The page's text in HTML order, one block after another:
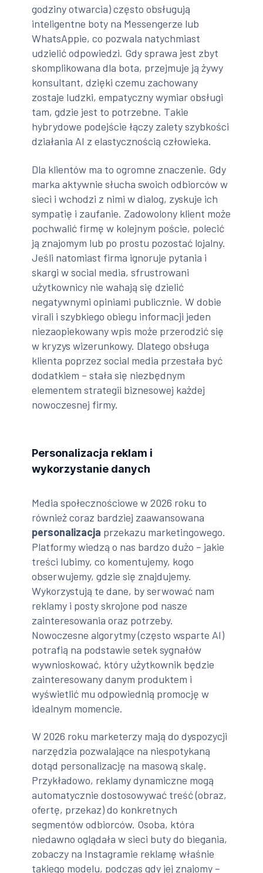
godziny otwarcia) często obsługują
inteligentne boty na Messengerze lub
WhatsAppie, co pozwala natychmiast
udzielić odpowiedzi. Gdy sprawa jest zbyt
skomplikowana dla bota, przejmuje ją żywy
konsultant, dzięki czemu zachowany
zostaje ludzki, empatyczny wymiar obsługi
tam, gdzie jest to potrzebne. Takie
hybrydowe podejście łączy zalety szybkości
działania AI z elastycznością człowieka.
Dla klientów ma to ogromne znaczenie. Gdy
marka aktywnie słucha swoich odbiorców w
sieci i wchodzi z nimi w dialog, zyskuje ich
sympatię i zaufanie. Zadowolony klient może
pochwalić firmę w kolejnym poście, polecić
ją znajomym lub po prostu pozostać lojalny.
Jeśli natomiast firma ignoruje pytania i
skargi w social media, sfrustrowani
użytkownicy nie wahają się dzielić
negatywnymi opiniami publicznie. W dobie
virali i szybkiego obiegu informacji jeden
niezaopiekowany wpis może przerodzić się
w kryzys wizerunkowy. Dlatego obsługa
klienta poprzez social media przestała być
dodatkiem – stała się niezbędnym
elementem strategii biznesowej każdej
nowoczesnej firmy.
Personalizacja reklam i
wykorzystanie danych
Media społecznościowe w 2026 roku to
również coraz bardziej zaawansowana
personalizacja przekazu marketingowego.
Platformy wiedzą o nas bardzo dużo – jakie
treści lubimy, co komentujemy, kogo
obserwujemy, gdzie się znajdujemy.
Wykorzystują te dane, by serwować nam
reklamy i posty skrojone pod nasze
zainteresowania oraz potrzeby.
Nowoczesne algorytmy (często wsparte AI)
potrafią na podstawie setek sygnałów
wywnioskować, który użytkownik będzie
zainteresowany danym produktem i
wyświetlić mu odpowiednią promocję w
idealnym momencie.
W 2026 roku marketerzy mają do dyspozycji
narzędzia pozwalające na niespotykaną
dotąd personalizację na masową skalę.
Przykładowo, reklamy dynamiczne mogą
automatycznie dostosowywać treść (obraz,
ofertę, przekaz) do konkretnych
segmentów odbiorców. Osoba, która
niedawno oglądała w sieci buty do biegania,
zobaczy na Instagramie reklamę właśnie
takiego modelu, podczas gdy jej znajomy –